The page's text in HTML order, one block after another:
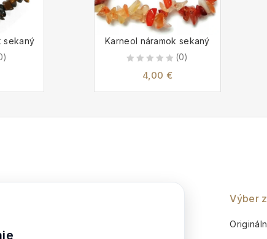
sekaný Karneol náramok sekaný
(0)
4,00 €
Výber